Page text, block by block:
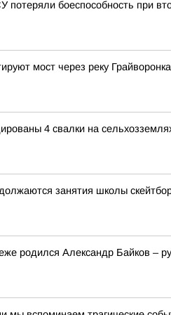
потеряли боеспособность при
мост через реку Грайворонка
4 свалки на
занятия школы
родился Александр Байков –